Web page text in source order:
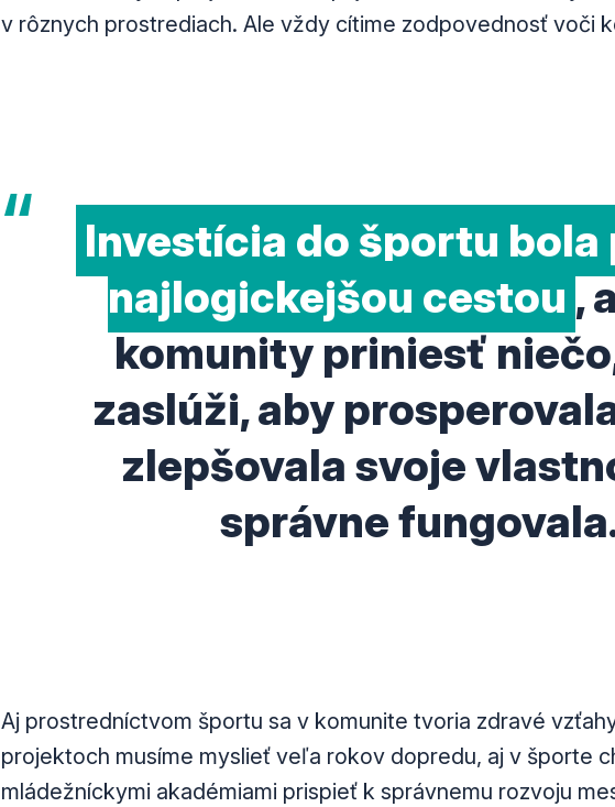
v rôznych prostrediach. Ale vždy cítime zodpovednosť voči
Investícia do športu bola
najlogickejšou cestou ,
komunity priniesť
zaslúži, aby
zlepšovala svoje
správne
Aj prostredníctvom športu sa v komunite tvoria zdravé
projektoch musíme myslieť veľa rokov dopredu, aj v športe
mládežníckymi akadémiami prispieť k správnemu rozvoju